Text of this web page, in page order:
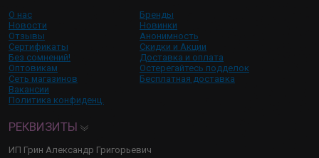
О нас
Новости
Отзывы
Сертификаты
Без сомнений!
Оптовикам
Сеть магазинов
Вакансии
Политика конфиденц.
Бренды
Новинки
Анонимность
Скидки и Акции
Доставка и оплата
Остерегайтесь подделок
Бесплатная доставка
РЕКВИЗИТЫ
ИП Грин Александр Григорьевич